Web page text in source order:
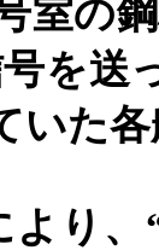
室の
を送
いた
り、